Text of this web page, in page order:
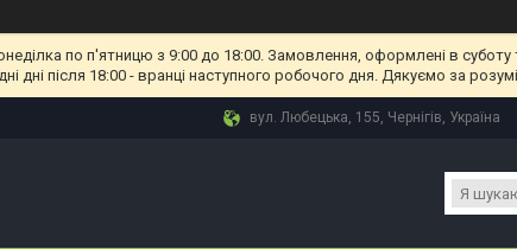
по п'ятницю з 9:00 до 18:00. Замовлення, оформлені в
дні після 18:00 - вранці наступного робочого дня. Дякуємо за
вул. Любецька, 155, Чернігів, Україна